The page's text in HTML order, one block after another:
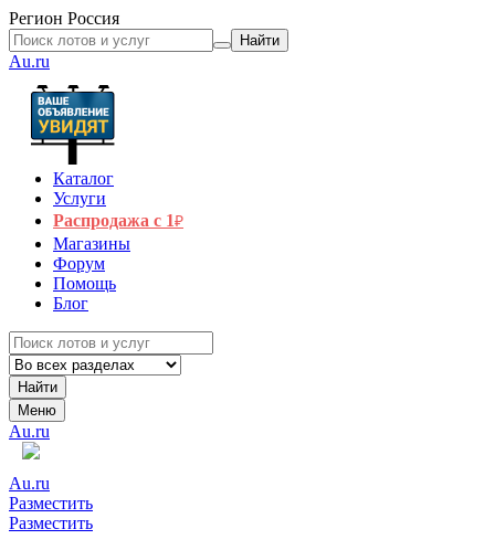
Регион Россия
Найти
Au.ru
Каталог
Услуги
Распродажа с 1₽
Магазины
Форум
Помощь
Блог
Найти
Меню
Au.ru
Au.ru
Разместить
Разместить